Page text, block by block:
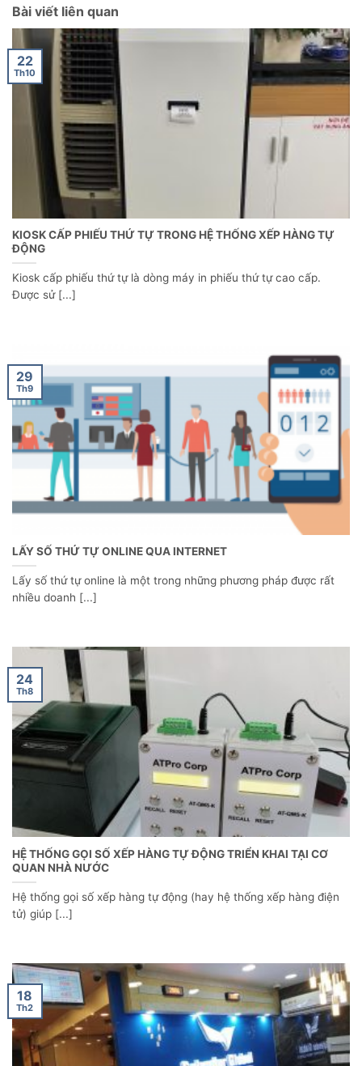
Bài viết liên quan
KIOSK CẤP PHIẾU THỨ TỰ TRONG HỆ THỐNG XẾP HÀNG TỰ
ĐỘNG
Kiosk cấp phiếu thứ tự là dòng máy in phiếu thứ tự cao cấp.
Được sử [...]
22
Th10
LẤY SỐ THỨ TỰ ONLINE QUA INTERNET
Lấy số thứ tự online là một trong những phương pháp được rất
nhiều doanh [...]
29
Th9
HỆ THỐNG GỌI SỐ XẾP HÀNG TỰ ĐỘNG TRIỂN KHAI TẠI CƠ
QUAN NHÀ NƯỚC
Hệ thống gọi số xếp hàng tự động (hay hệ thống xếp hàng điện
tử) giúp [...]
24
Th8
18
Th2